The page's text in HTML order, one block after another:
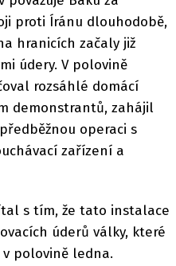
proti Íránu dlouhodobě,
hranicích začaly již
údery. V polovině
rozsáhlé domácí
demonstrantů, zahájil
operaci s
zařízení a
s tím, že tato instalace
úderů války, které
polovině ledna.